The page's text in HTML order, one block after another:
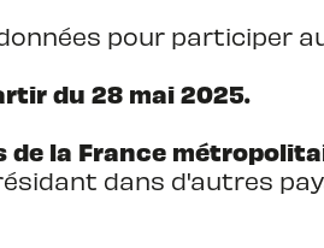
pour participer
du 28 mai 2025.
la France
dans d'autres